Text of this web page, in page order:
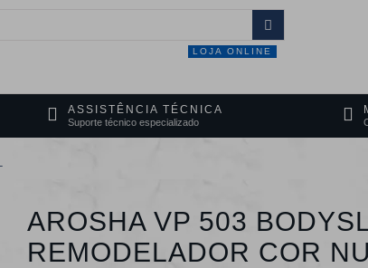
LOJA ONLINE
ASSISTÊNCIA TÉCNICA
Suporte técnico especializado
AROSHA VP 503
REMODELADOR COR